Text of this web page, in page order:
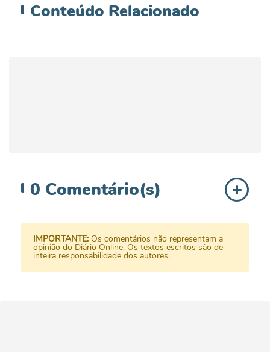
Conteúdo Relacionado
0 Comentário(s)
IMPORTANTE: Os comentários não representam a
opinião do Diário Online. Os textos escritos são de
inteira responsabilidade dos autores.